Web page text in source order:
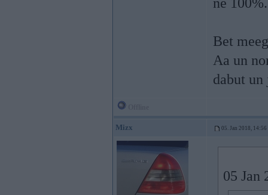
Bet
Aa un
dabut un
Mizx 05. Jan 2018, 14:56
05 Jan